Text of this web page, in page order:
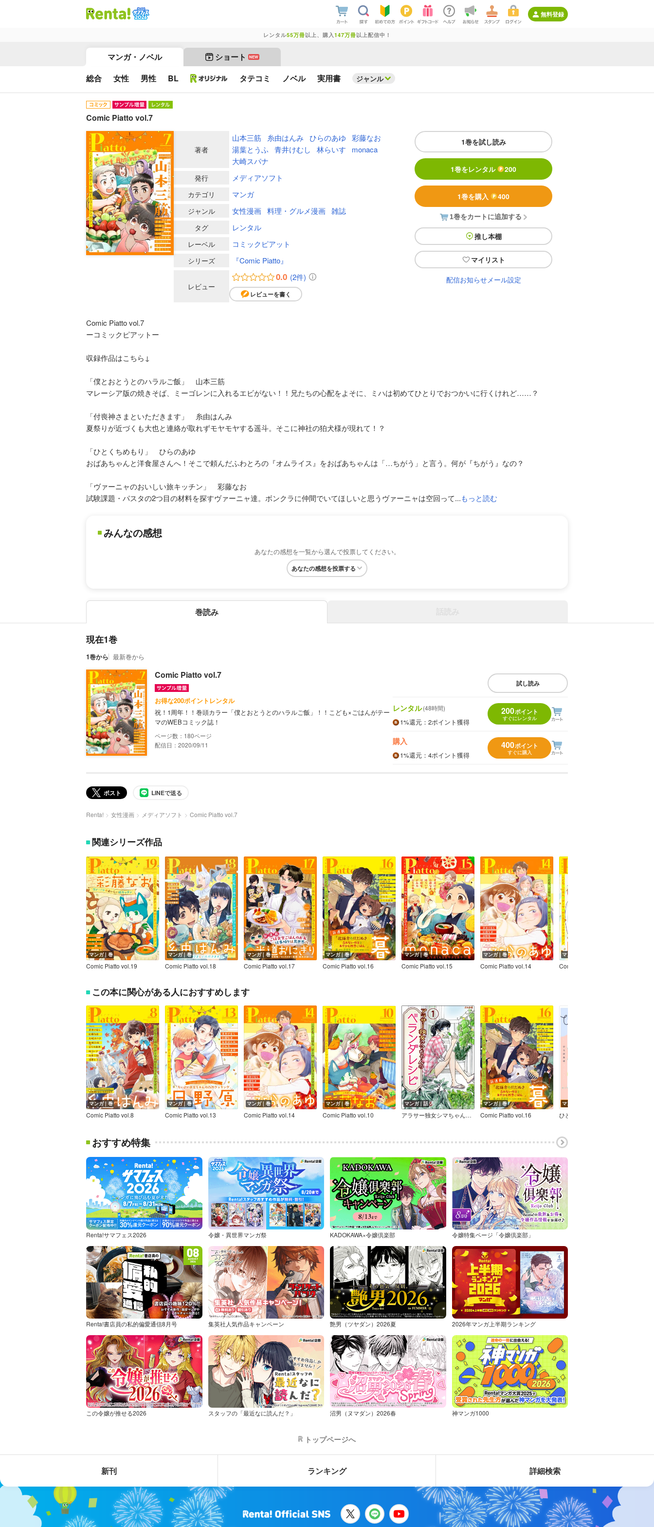
無料登録
レンタル55万冊以上、購入 147万冊以上配信中！
マンガ・ノベル ショート NEW
総合 女性 男性 BL タテコミ ノベル 実用書 ジャンル
Comic Piatto vol.7
1巻を試し読み
1巻をレンタル 200
1巻を購入 400
1巻をカートに追加する
推し本棚
マイリスト
配信お知らせメール設定
著者
山本三筋 糸由はんみ ひらのあゆ
彩藤なお
湯葉とうふ
青井けむし 林らいす
monaca
大崎スパナ
発行 メディアソフト
カテゴリ マンガ
ジャンル 女性漫画 料理・グルメ漫画 雑誌
タグ レンタル
レーベル コミックピアット
シリーズ 『Comic Piatto』
レビュー
0.0 (2件)
レビューを書く
Comic Piatto vol.7
ーコミックピアットー
収録作品はこちら↓
「僕とおとうとのハラルご飯」 山本三筋
マレーシア版の焼きそば、ミーゴレンに入れるエビがない！！兄たちの心配をよそに、ミハは初めてひとりでおつかいに行くけれど……？
「付喪神さまといただきます」 糸由はんみ
夏祭りが近づくも大也と連絡が取れずモヤモヤする遥斗。そこに神社の狛犬様が現れて！？
「ひとくちめもり」 ひらのあゆ
おばあちゃんと洋食屋さんへ！そこで頼んだふわとろの『オムライス』をおばあちゃんは「…ちがう」と言う。何が『ちがう』なの？
「ヴァーニャのおいしい旅キッチン」 彩藤なお
試験課題・パスタの2つ目の材料を探すヴァーニャ達。ボンクラに仲間でいてほしいと思うヴァーニャは空回って...もっと読む
みんなの感想
あなたの感想を一覧から選んで投票してください。
あなたの感想を投票する
巻読み
現在1巻
1巻から 最新巻から
Comic Piatto vol.7
お得な200ポイントレンタル
祝！1周年！！巻頭カラー「僕とおとうとのハラルご飯」！！こども×ごはんがテー
マのWEBコミック誌！
180
配信日：2020/09/11
試し読み
レンタル(48時間)
1%還元 ：2ポイント獲得
200ポイント
すぐにレンタル
購入
1%還元 ：4ポイント獲得
400ポイント
すぐに購入
ポスト LINEで送る
Renta! 女性漫画 メディアソフト Comic Piatto vol.7
関連シリーズ作品
マンガ｜巻
Comic Piatto vol.19
マンガ｜巻
Comic Piatto vol.18
マンガ｜巻
Comic Piatto vol.17
マンガ｜巻
Comic Piatto vol.16
マンガ｜巻
Comic Piatto vol.15
マンガ｜巻
Comic Piatto vol.14
マンガ｜巻
Comic Piatto vol.13
この本に関心がある人におすすめします
マンガ｜巻
Comic Piatto vol.8
マンガ｜巻
Comic Piatto vol.13
マンガ｜巻
Comic Piatto vol.14
マンガ｜巻
Comic Piatto vol.10
マンガ｜話
アラサー独女シマちゃんのベランダレシピ（分冊版）
マンガ｜巻
Comic Piatto vol.16
マンガ｜話
ひとくちめもり
おすすめ特集
Renta!サマフェス2026 令嬢・異世界マンガ祭 KADOKAWA×令嬢倶楽部 令嬢特集ページ「令嬢倶楽部」
Renta!書店員の私的偏愛通信8月号 集英社人気作品キャンペーン 艶男（ツヤダン）2026夏 2026年マンガ上半期ランキング
この令嬢が推せる2026 スタッフの「最近なに読んだ？」 沼男（ヌマダン）2026春 神マンガ1000
トップページへ
新刊 ランキング 詳細検索